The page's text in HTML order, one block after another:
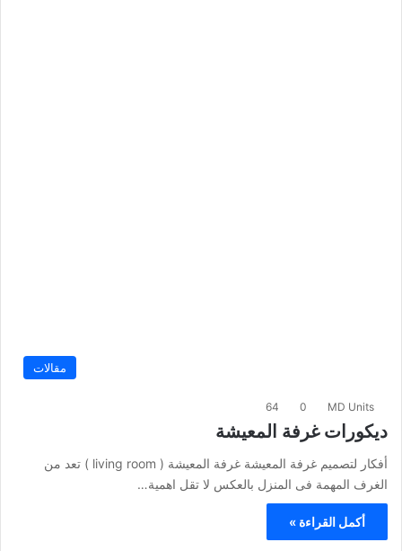
مقالات
MD Units
0
64
ديكورات غرفة المعيشة
أفكار لتصميم غرفة المعيشة غرفة المعيشة ( living room ) تعد من
الغرف المهمة فى المنزل بالعكس لا تقل اهمية…
أكمل القراءة »